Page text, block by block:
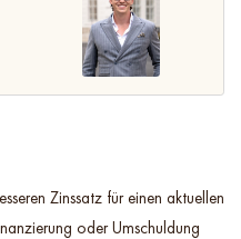
Zinssatz für einen aktuellen
oder Umschuldung